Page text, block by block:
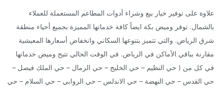
علاوة على توفير خيار بيع وشراء أدوات المطاعم المستعملة للعملاء
بالشمال. توفر وميض بكة ايضاً كافة خدماتها المميزة بجميع أحياء منطقة
شرق الرياض. والتي تتميز بتنوعها السكاني وانخفاض أسعارها المعيشية
مقارنة بباقي الأماكن في الرياض. في الوقت الحالي تتيح وميض خدماتها
في كل من ( حي النظيم – حي الخليج – حي الرمال – حي الملك فيصل –
حي القدس – حي النهضة – حي الاندلس – حي الروابي – حي السلام – حي